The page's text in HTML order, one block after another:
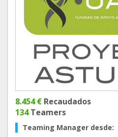
8.454 € Recaudados
134Teamers
Teaming Manager desde: